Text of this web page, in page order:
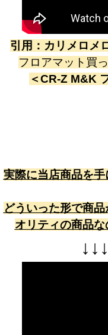
引用： カリメロメ
フロアマット買
＜CR-Z M&K
実際に当店商品を
どういった形で商
オリティの商品な
↓ ↓ ↓